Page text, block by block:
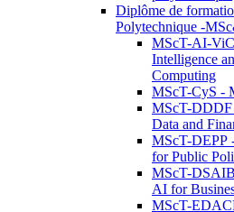
Diplôme de
Polytechnique -
MScT-AI-
Intelligence
Computing
MScT-CyS -
MScT-DDDF
Data and
MScT-DEPP
for Public
MScT-
AI for
MScT-